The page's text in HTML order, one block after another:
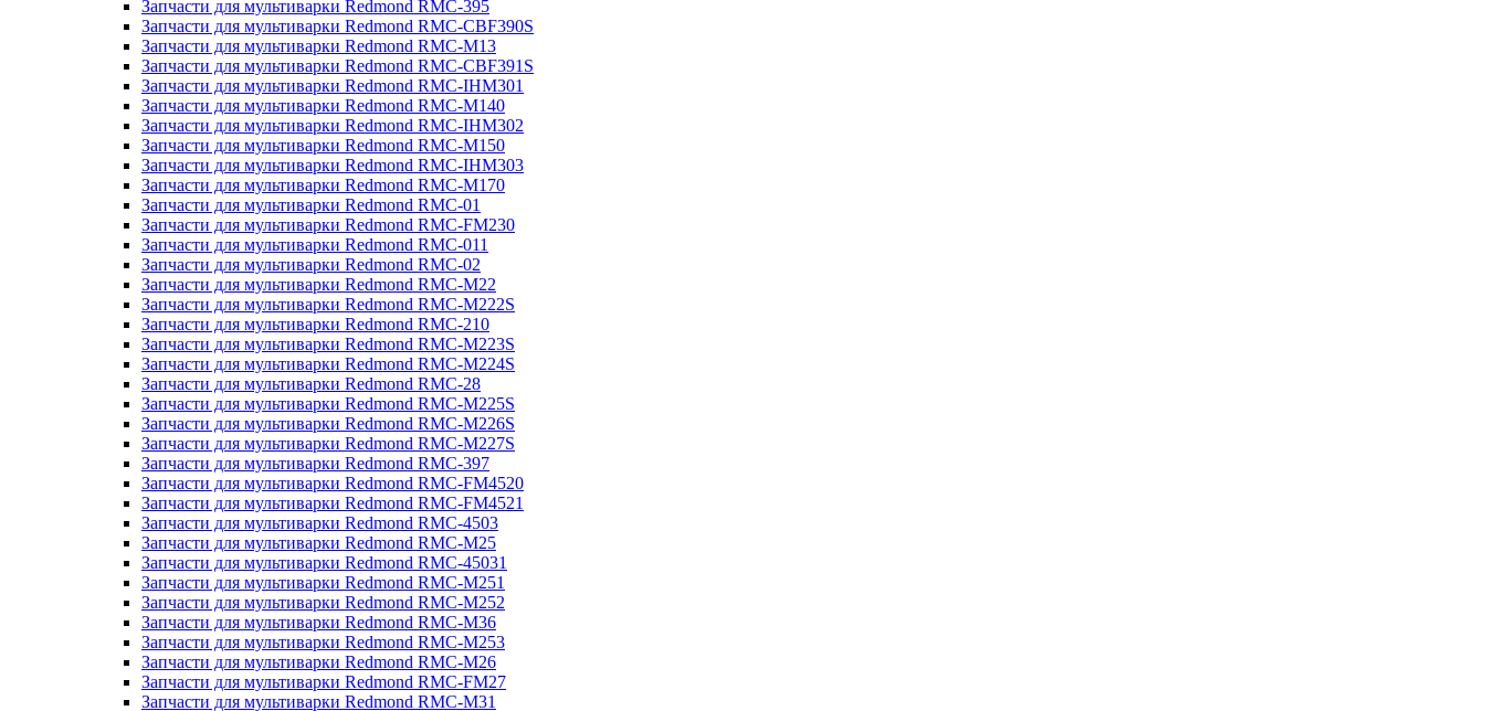
Запчасти для мультиварки Redmond RMC-395
Запчасти для мультиварки Redmond RMC-CBF390S
Запчасти для мультиварки Redmond RMC-M13
Запчасти для мультиварки Redmond RMC-CBF391S
Запчасти для мультиварки Redmond RMC-IHM301
Запчасти для мультиварки Redmond RMC-M140
Запчасти для мультиварки Redmond RMC-IHM302
Запчасти для мультиварки Redmond RMC-M150
Запчасти для мультиварки Redmond RMC-IHM303
Запчасти для мультиварки Redmond RMC-M170
Запчасти для мультиварки Redmond RMC-01
Запчасти для мультиварки Redmond RMC-FM230
Запчасти для мультиварки Redmond RMC-011
Запчасти для мультиварки Redmond RMC-02
Запчасти для мультиварки Redmond RMC-M22
Запчасти для мультиварки Redmond RMC-M222S
Запчасти для мультиварки Redmond RMC-210
Запчасти для мультиварки Redmond RMC-M223S
Запчасти для мультиварки Redmond RMC-M224S
Запчасти для мультиварки Redmond RMC-28
Запчасти для мультиварки Redmond RMC-M225S
Запчасти для мультиварки Redmond RMC-M226S
Запчасти для мультиварки Redmond RMC-M227S
Запчасти для мультиварки Redmond RMC-397
Запчасти для мультиварки Redmond RMC-FM4520
Запчасти для мультиварки Redmond RMC-FM4521
Запчасти для мультиварки Redmond RMC-4503
Запчасти для мультиварки Redmond RMC-M25
Запчасти для мультиварки Redmond RMC-45031
Запчасти для мультиварки Redmond RMC-M251
Запчасти для мультиварки Redmond RMC-M252
Запчасти для мультиварки Redmond RMC-M36
Запчасти для мультиварки Redmond RMC-M253
Запчасти для мультиварки Redmond RMC-M26
Запчасти для мультиварки Redmond RMC-FM27
Запчасти для мультиварки Redmond RMC-M31